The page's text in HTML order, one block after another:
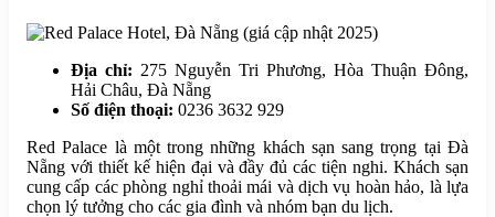
Địa chỉ: 275 Nguyễn Tri Phương, Hòa Thuận Đông,
Hải Châu, Đà Nẵng
Số điện thoại: 0236 3632 929
Red Palace là một trong những khách sạn sang trọng tại Đà
Nẵng với thiết kế hiện đại và đầy đủ các tiện nghi. Khách sạn
cung cấp các phòng nghỉ thoải mái và dịch vụ hoàn hảo, là lựa
chọn lý tưởng cho các gia đình và nhóm bạn du lịch.